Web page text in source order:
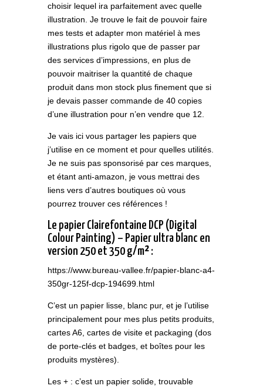
choisir lequel ira parfaitement avec quelle
illustration. Je trouve le fait de pouvoir faire
mes tests et adapter mon matériel à mes
illustrations plus rigolo que de passer par
des services d’impressions, en plus de
pouvoir maitriser la quantité de chaque
produit dans mon stock plus finement que si
je devais passer commande de 40 copies
d’une illustration pour n’en vendre que 12.
Je vais ici vous partager les papiers que
j’utilise en ce moment et pour quelles utilités.
Je ne suis pas sponsorisé par ces marques,
et étant anti-amazon, je vous mettrai des
liens vers d’autres boutiques où vous
pourrez trouver ces références !
Le papier Clairefontaine DCP (Digital
Colour Painting) – Papier ultra blanc en
version 250 et 350 g/m² :
https://www.bureau-vallee.fr/papier-blanc-a4-
350gr-125f-dcp-194699.html
C’est un papier lisse, blanc pur, et je l’utilise
principalement pour mes plus petits produits,
cartes A6, cartes de visite et packaging (dos
de porte-clés et badges, et boîtes pour les
produits mystères).
Les + : c’est un papier solide, trouvable